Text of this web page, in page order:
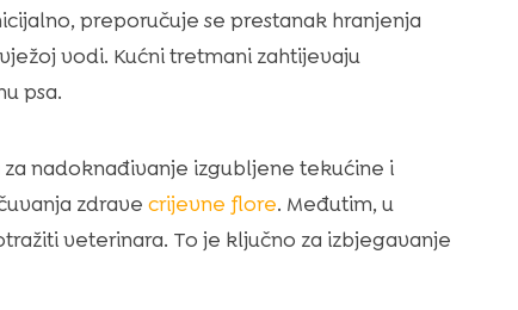
preporučuje se prestanak hranjenja
vodi. Kućni tretmani zahtijevaju
psa.
nadoknađivanje izgubljene tekućine i
zdrave crijevne flore. Međutim, u
veterinara. To je ključno za izbjegavanje